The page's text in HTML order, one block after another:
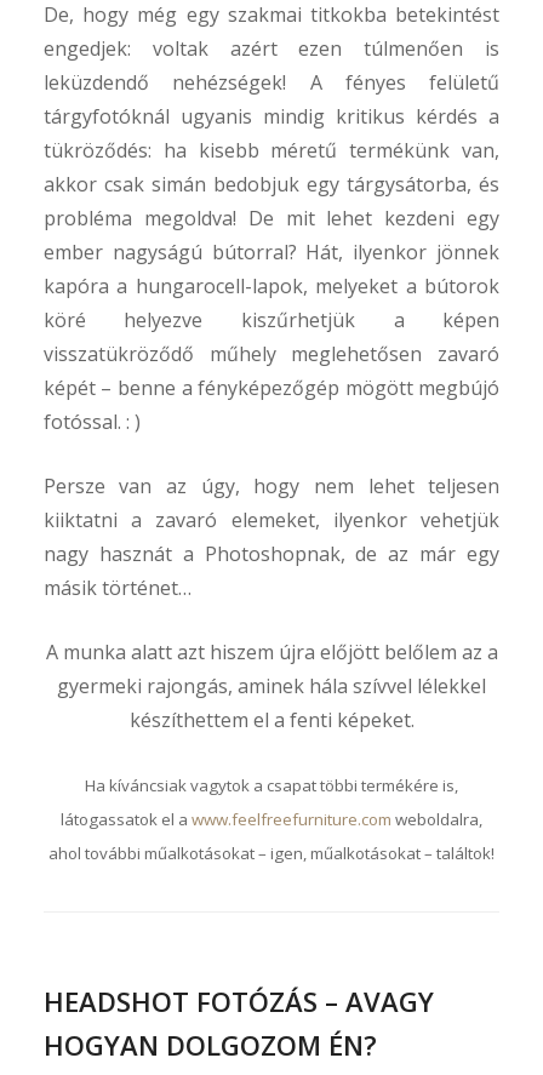
De, hogy még egy szakmai titkokba betekintést
engedjek: voltak azért ezen túlmenően is
leküzdendő nehézségek! A fényes felületű
tárgyfotóknál ugyanis mindig kritikus kérdés a
tükröződés: ha kisebb méretű termékünk van,
akkor csak simán bedobjuk egy tárgysátorba, és
probléma megoldva! De mit lehet kezdeni egy
ember nagyságú bútorral? Hát, ilyenkor jönnek
kapóra a hungarocell-lapok, melyeket a bútorok
köré helyezve kiszűrhetjük a képen
visszatükröződő műhely meglehetősen zavaró
képét – benne a fényképezőgép mögött megbújó
fotóssal. : )
Persze van az úgy, hogy nem lehet teljesen
kiiktatni a zavaró elemeket, ilyenkor vehetjük
nagy hasznát a Photoshopnak, de az már egy
másik történet…
A munka alatt azt hiszem újra előjött belőlem az a
gyermeki rajongás, aminek hála szívvel lélekkel
készíthettem el a fenti képeket.
Ha kíváncsiak vagytok a csapat többi termékére is,
látogassatok el a www.feelfreefurniture.com weboldalra,
ahol további műalkotásokat – igen, műalkotásokat – találtok!
HEADSHOT FOTÓZÁS – AVAGY
HOGYAN DOLGOZOM ÉN?